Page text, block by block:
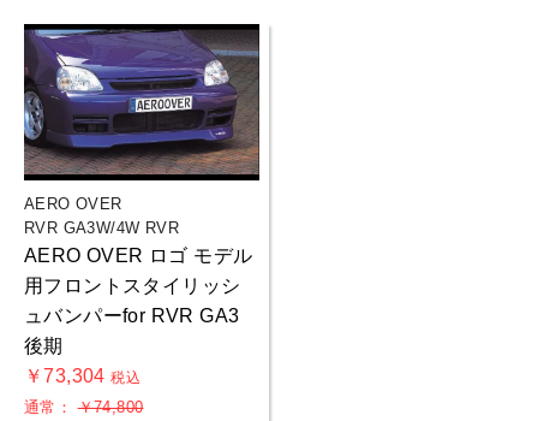
AERO OVER
RVR GA3W/4W RVR
AERO OVER ロゴ モデル
用フロントスタイリッシ
ュバンパーfor RVR GA3
後期
￥73,304税込
通常：￥74,800